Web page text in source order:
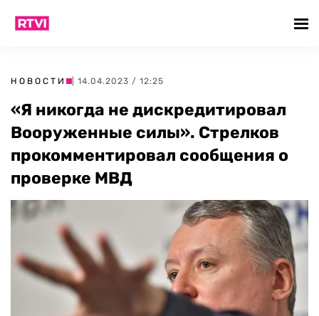
НОВОСТИ | 14.04.2023 / 12:25
«Я никогда не дискредитировал
Вооруженные силы». Стрелков
прокомментировал сообщения о
проверке МВД